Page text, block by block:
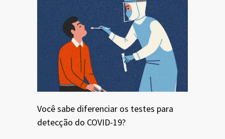
Você sabe diferenciar os testes para
detecção do COVID-19?